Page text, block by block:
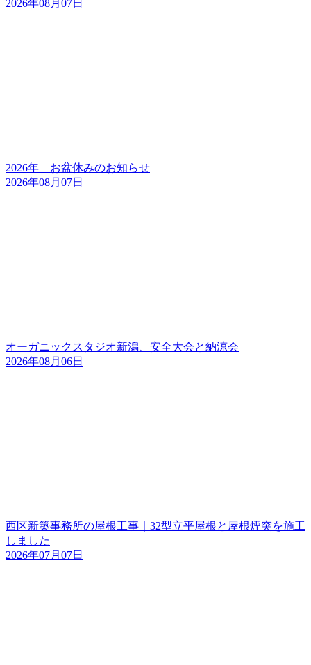
2026年08月07日
2026年 お盆休みのお知らせ
2026年08月07日
オーガニックスタジオ新潟、安全大会と納涼会
2026年08月06日
西区新築事務所の屋根工事｜32型立平屋根と屋根煙突を施工
しました
2026年07月07日